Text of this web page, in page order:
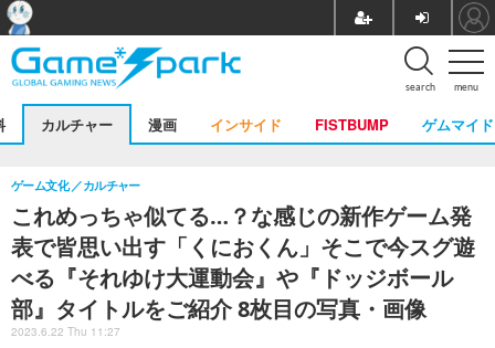
menu
search
カルチャー 漫画 インサイド FISTBUMP ゲムマイド
これめっちゃ似てる…？な感じの新作ゲーム発
表で皆思い出す「くにおくん」そこで今スグ遊
べる『それゆけ大運動会』や『ドッジボール
部』タイトルをご紹介 8枚目の写真・画像
ゲーム文化 カルチャー
2023.6.22 Thu 11:27